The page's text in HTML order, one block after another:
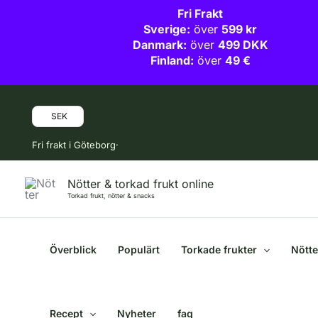
Fri Frakt
Sverige: över 599 kr
Danmark: över 499 DKK
Finland: över 49 €
innehåll
SEK
Fri frakt i Göteborg·
Nötter & torkad frukt online
Torkad frukt, nötter & snacks
Överblick Populärt Torkade frukter
Recept Nyheter faq